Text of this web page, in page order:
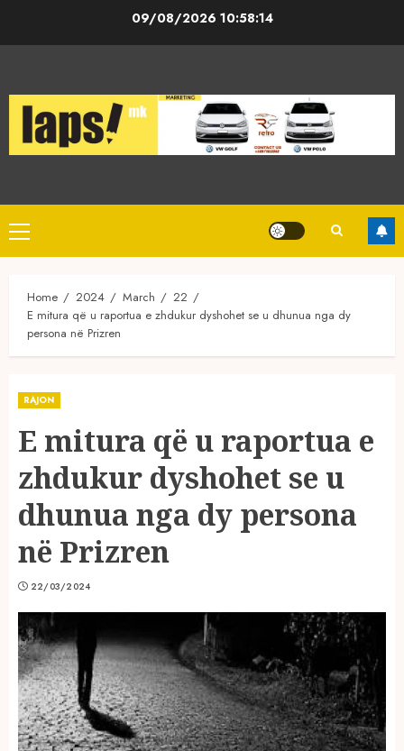
09/08/2026 10:58:14
Primary
Menu
Home 2024 March
22
E mitura që u raportua e zhdukur dyshohet se u dhunua nga dy
persona në Prizren
RAJON
E mitura që u raportua e
zhdukur dyshohet se u
dhunua nga dy persona
në Prizren
22/03/2024